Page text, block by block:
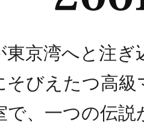
東京湾へと注ぎ
そびえたつ高級
で、一つの伝説